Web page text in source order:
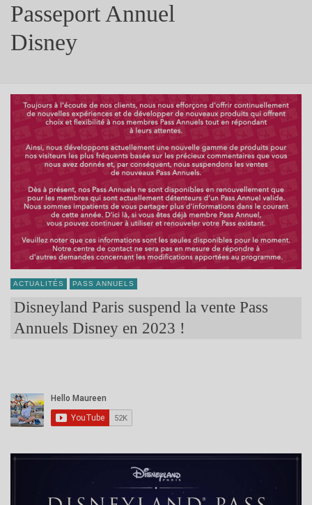
Passeport Annuel
Disney
ACTUALITÉS PASS ANNUELS
Disneyland Paris suspend la vente Pass
Annuels Disney en 2023 !